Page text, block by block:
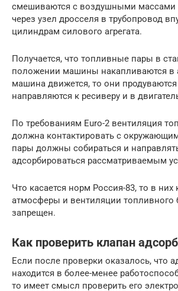
смешиваются с воздушными массами
через узел дросселя в трубопровод
цилиндрам силового агрегата.
Получается, что топливные пары в
положении машины накапливаются в
машина движется, то они
направляются к ресиверу и в
По требованиям Euro-2 вентиляция
должна контактировать с
пары должны собираться и
адсорбироваться рассматриваемым
Что касается норм Россия-83, то в них
атмосферы и вентиляции топливного
запрещен.
Как проверить клапан
Если после проверки оказалось, что
находится в более-менее
то имеет смысл проверить его